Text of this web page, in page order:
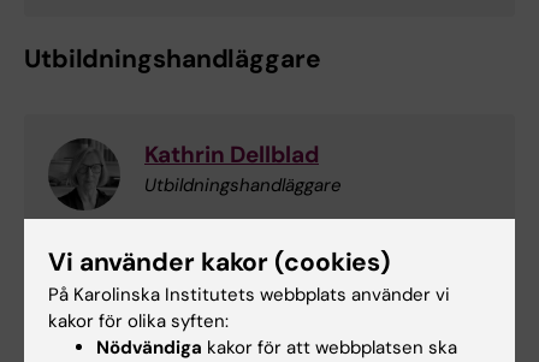
Utbildningshandläggare
Kathrin Dellblad
Utbildningshandläggare
+46852488842
E-post:
kathrin.dellblad@ki.se
Vi använder kakor (cookies)
På Karolinska Institutets webbplats använder vi
kakor för olika syften:
Nödvändiga kakor för att webbplatsen ska